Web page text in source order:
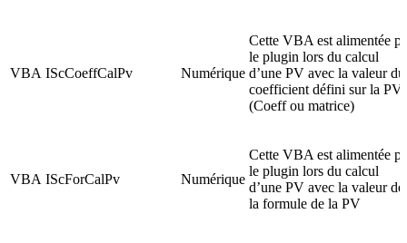
VBA IScCoeffCalPv Numérique
Cette VBA est alimentée
le plugin lors du calcul
d’une PV avec la valeur du
coefficient défini sur la PV
(Coeff ou matrice)
VBA IScForCalPv Numérique
Cette VBA est alimentée
le plugin lors du calcul
d’une PV avec la valeur de
la formule de la PV